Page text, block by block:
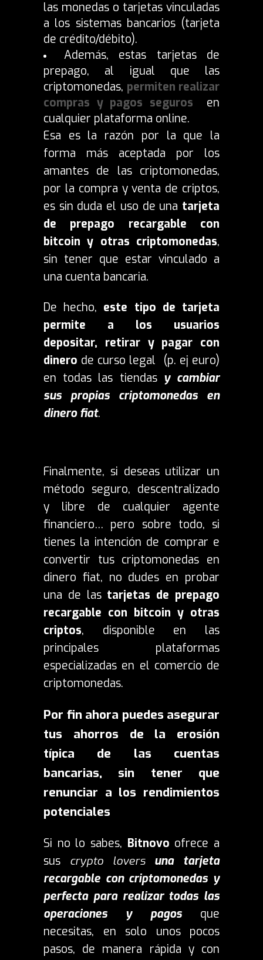
las monedas o tarjetas vinculadas
a los sistemas bancarios (tarjeta
de crédito/débito).
Además, estas tarjetas de
prepago, al igual que las
criptomonedas, permiten realizar
compras y pagos seguros en
cualquier plataforma online.
Esa es la razón por la que la
forma más aceptada por los
amantes de las criptomonedas,
por la compra y venta de criptos,
es sin duda el uso de una tarjeta
de prepago recargable con
bitcoin y otras criptomonedas,
sin tener que estar vinculado a
una cuenta bancaria.
De hecho, este tipo de tarjeta
permite a los usuarios
depositar, retirar y pagar con
dinero de curso legal (p. ej euro)
en todas las tiendasy cambiar
sus propias criptomonedas en
dinero fiat.
Finalmente, si deseas utilizar un
método seguro, descentralizado
y libre de cualquier agente
financiero… pero sobre todo, si
tienes la intención de comprar e
convertir tus criptomonedas en
dinero fiat, no dudes en probar
una de las tarjetas de prepago
recargable con bitcoin y otras
criptos, disponible en las
principales plataformas
especializadas en el comercio de
criptomonedas.
Por fin ahora puedes asegurar
tus ahorros de la erosión
típica de las cuentas
bancarias, sin tener que
renunciar a los rendimientos
potenciales
Si no lo sabes, Bitnovo ofrece a
sus crypto lovers
una tarjeta
recargable con criptomonedas y
perfecta para realizar todas las
operaciones y pagos que
necesitas, en solo unos pocos
pasos, de manera rápida y con